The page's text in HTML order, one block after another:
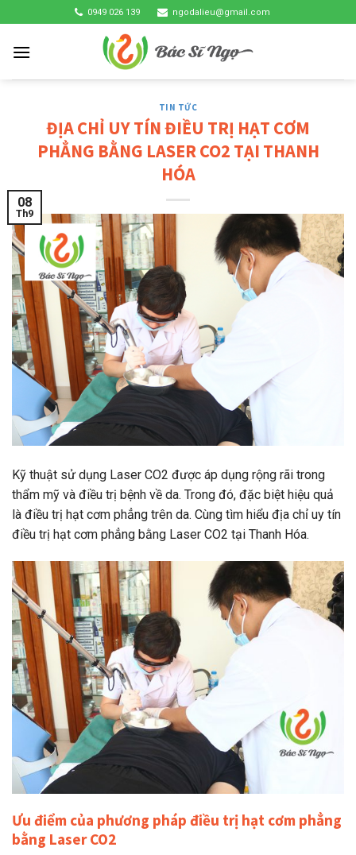
to
content
0949 026 139 ngodalieu@gmail.com
TIN TỨC
ĐỊA CHỈ UY TÍN ĐIỀU TRỊ HẠT CƠM
PHẲNG BẰNG LASER CO2 TẠI THANH
HÓA
08
Th9
Kỹ thuật sử dụng Laser CO2 được áp dụng rộng rãi trong
thẩm mỹ và điều trị bệnh về da. Trong đó, đặc biệt hiệu quả
là điều trị hạt cơm phẳng trên da. Cùng tìm hiểu địa chỉ uy tín
điều trị hạt cơm phẳng bằng Laser CO2 tại Thanh Hóa.
Ưu điểm của phương pháp điều trị hạt cơm phẳng
bằng Laser CO2